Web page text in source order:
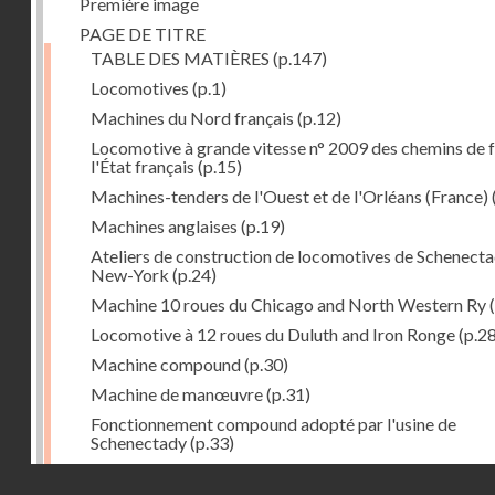
PAGE DE TITRE
TABLE DES MATIÈRES (p.147)
Locomotives (p.1)
Machines du Nord français (p.12)
Locomotive à grande vitesse n° 2009 des chemins de
l'État français (p.15)
Machines-tenders de l'Ouest et de l'Orléans (France)
Machines anglaises (p.19)
Ateliers de construction de locomotives de
New-York (p.24)
Machine 10 roues du Chicago and North Western Ry
Locomotive à 12 roues du Duluth and Iron Ronge
Machine compound(p.30)
Machine de manœuvre(p.31)
Fonctionnement compound adopté par l'usine de
Schenectady(p.33)